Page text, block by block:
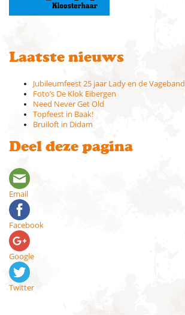
Laatste nieuws
Jubileumfeest 25 jaar Lady en de Vageband
Foto’s De Klok Eibergen
Need Never Get Old
Topfeest in Baak!
Bruiloft in Didam
Deel deze pagina
Email
Facebook
Google
Twitter